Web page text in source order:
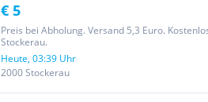
€ 5
Preis bei Abholung. Versand 5,3 Euro.
Stockerau.
Heute, 03:39 Uhr
2000 Stockerau